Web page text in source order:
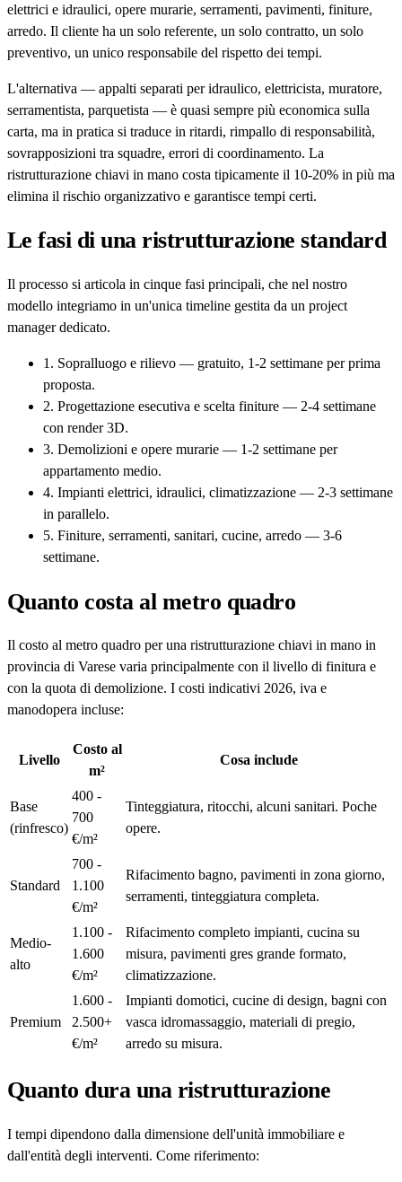
elettrici e idraulici, opere murarie, serramenti, pavimenti, finiture,
arredo. Il cliente ha un solo referente, un solo contratto, un solo
preventivo, un unico responsabile del rispetto dei tempi.
L'alternativa — appalti separati per idraulico, elettricista, muratore,
serramentista, parquetista — è quasi sempre più economica sulla
carta, ma in pratica si traduce in ritardi, rimpallo di responsabilità,
sovrapposizioni tra squadre, errori di coordinamento. La
ristrutturazione chiavi in mano costa tipicamente il 10-20% in più ma
elimina il rischio organizzativo e garantisce tempi certi.
Le fasi di una ristrutturazione standard
Il processo si articola in cinque fasi principali, che nel nostro
modello integriamo in un'unica timeline gestita da un project
manager dedicato.
1. Sopralluogo e rilievo — gratuito, 1-2 settimane per prima
proposta.
2. Progettazione esecutiva e scelta finiture — 2-4 settimane
con render 3D.
3. Demolizioni e opere murarie — 1-2 settimane per
appartamento medio.
4. Impianti elettrici, idraulici, climatizzazione — 2-3 settimane
in parallelo.
5. Finiture, serramenti, sanitari, cucine, arredo — 3-6
settimane.
Quanto costa al metro quadro
Il costo al metro quadro per una ristrutturazione chiavi in mano in
provincia di Varese varia principalmente con il livello di finitura e
con la quota di demolizione. I costi indicativi 2026, iva e
manodopera incluse:
Livello
Costo al
m²
Cosa include
Base
(rinfresco)
400 -
700
€/m²
Tinteggiatura, ritocchi, alcuni sanitari. Poche
opere.
Standard
700 -
1.100
€/m²
Rifacimento bagno, pavimenti in zona giorno,
serramenti, tinteggiatura completa.
Medio-
alto
1.100 -
1.600
€/m²
Rifacimento completo impianti, cucina su
misura, pavimenti gres grande formato,
climatizzazione.
Premium
1.600 -
2.500+
€/m²
Impianti domotici, cucine di design, bagni con
vasca idromassaggio, materiali di pregio,
arredo su misura.
Quanto dura una ristrutturazione
I tempi dipendono dalla dimensione dell'unità immobiliare e
dall'entità degli interventi. Come riferimento: